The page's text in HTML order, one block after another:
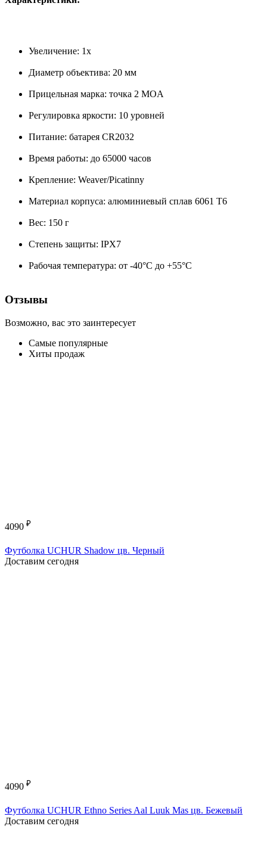
Увеличение: 1x
Диаметр объектива: 20 мм
Прицельная марка: точка 2 MOA
Регулировка яркости: 10 уровней
Питание: батарея CR2032
Время работы: до 65000 часов
Крепление: Weaver/Picatinny
Материал корпуса: алюминиевый сплав 6061 T6
Вес: 150 г
Степень защиты: IPX7
Рабочая температура: от -40°C до +55°C
Отзывы
Возможно, вас это заинтересует
Самые популярные
Хиты продаж
4090 ₽
Футболка UCHUR Shadow цв. Черный
Доставим сегодня
4090 ₽
Футболка UCHUR Ethno Series Aal Luuk Mas цв. Бежевый
Доставим сегодня